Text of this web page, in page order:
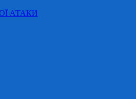
АТАКИ